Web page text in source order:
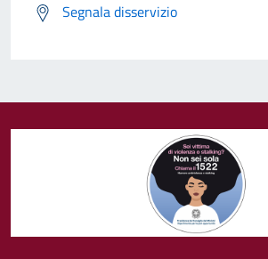
Segnala disservizio